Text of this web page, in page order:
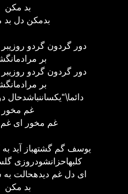
بد مکن
بدمکن دل بد
دور گردون گردو
بر
دور گردون گردو
بر
دائما\"یکساننباشدحال
غم مخور
غم مخور ای غم
یوسف گم گشتهباز آید
کلبهاحزانشودروزی
ای دل غم دیدهحالت
بد مکن